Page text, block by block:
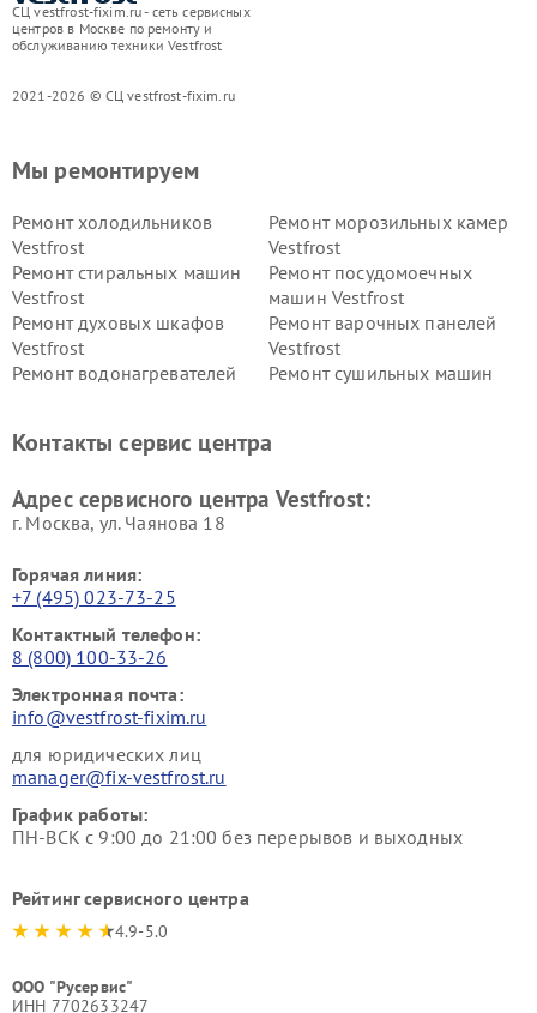
СЦ vestfrost-fixim.ru - сеть сервисных
центров в Москве по ремонту и
обслуживанию техники Vestfrost
2021-2026 © СЦ vestfrost-fixim.ru
Мы ремонтируем
Ремонт холодильников
Vestfrost
Ремонт морозильных камер
Vestfrost
Ремонт стиральных машин
Vestfrost
Ремонт посудомоечных
машин Vestfrost
Ремонт духовых шкафов
Vestfrost
Ремонт варочных панелей
Vestfrost
Ремонт водонагревателей
Ремонт сушильных машин
Vestfrost
Контакты сервис центра
Адрес сервисного центра Vestfrost:
г. Москва, ул. Чаянова 18
Горячая линия:
+7 (495) 023-73-25
Контактный телефон:
8 (800) 100-33-26
Электронная почта:
info@vestfrost-fixim.ru
для юридических лиц
manager@fix-vestfrost.ru
График работы:
ПН-ВСК с 9:00 до 21:00 без перерывов и выходных
Рейтинг сервисного центра
4.9-5.0
ООО "Русервис"
ИНН 7702633247